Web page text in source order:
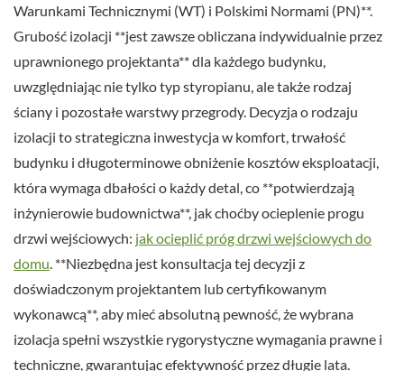
Warunkami Technicznymi (WT) i Polskimi Normami (PN)**.
Grubość izolacji **jest zawsze obliczana indywidualnie przez
uprawnionego projektanta** dla każdego budynku,
uwzględniając nie tylko typ styropianu, ale także rodzaj
ściany i pozostałe warstwy przegrody. Decyzja o rodzaju
izolacji to strategiczna inwestycja w komfort, trwałość
budynku i długoterminowe obniżenie kosztów eksploatacji,
która wymaga dbałości o każdy detal, co **potwierdzają
inżynierowie budownictwa**, jak choćby ocieplenie progu
drzwi wejściowych: jak ocieplić próg drzwi wejściowych do
domu. **Niezbędna jest konsultacja tej decyzji z
doświadczonym projektantem lub certyfikowanym
wykonawcą**, aby mieć absolutną pewność, że wybrana
izolacja spełni wszystkie rygorystyczne wymagania prawne i
techniczne, gwarantując efektywność przez długie lata.